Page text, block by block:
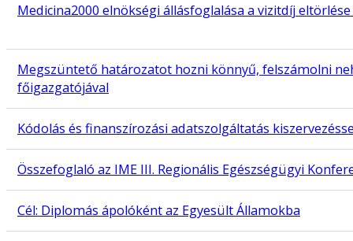
Medicina2000 elnökségi állásfoglalása a vizitdíj
Megszüntető határozatot hozni könnyű, felszámolni
főigazgatójával
Kódolás és finanszírozási adatszolgáltatás
Összefoglaló az IME III. Regionális Egészségügyi
Cél: Diplomás ápolóként az Egyesült Államokba